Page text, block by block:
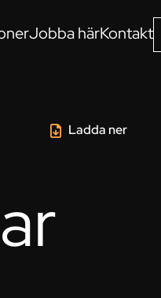
Jobba härKontakt
Ladda ner